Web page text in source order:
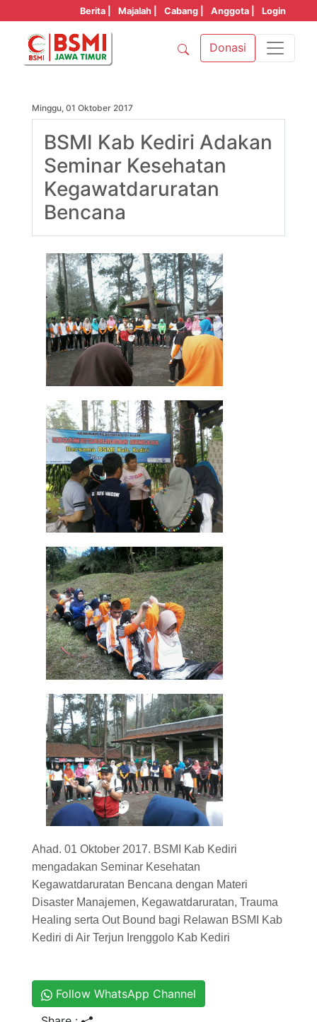
Berita | Majalah | Cabang | Anggota | Login
Donasi
Minggu, 01 Oktober 2017
BSMI Kab Kediri Adakan
Seminar Kesehatan
Kegawatdaruratan
Bencana
Ahad. 01 Oktober 2017. BSMI Kab Kediri
mengadakan Seminar Kesehatan
Kegawatdaruratan Bencana dengan Materi
Disaster Manajemen, Kegawatdaruratan, Trauma
Healing serta Out Bound bagi Relawan BSMI Kab
Kediri di Air Terjun Irenggolo Kab Kediri
Follow WhatsApp Channel